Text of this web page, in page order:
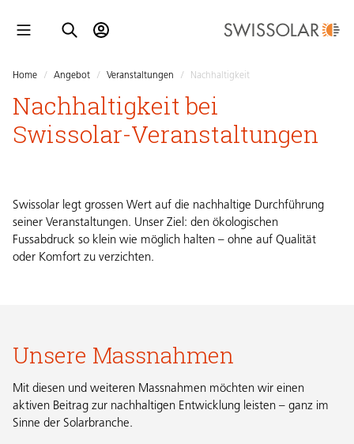
Home / Angebot / Veranstaltungen / Nachhaltigkeit
Nachhaltigkeit bei
Swissolar-Veranstaltungen
Swissolar legt grossen Wert auf die nachhaltige Durchführung
seiner Veranstaltungen. Unser Ziel: den ökologischen
Fussabdruck so klein wie möglich halten – ohne auf Qualität
oder Komfort zu verzichten.
Unsere Massnahmen
Mit diesen und weiteren Massnahmen möchten wir einen
aktiven Beitrag zur nachhaltigen Entwicklung leisten – ganz im
Sinne der Solarbranche.